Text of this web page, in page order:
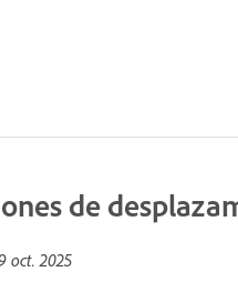
de
oct. 2025